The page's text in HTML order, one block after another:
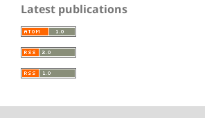
Latest publications